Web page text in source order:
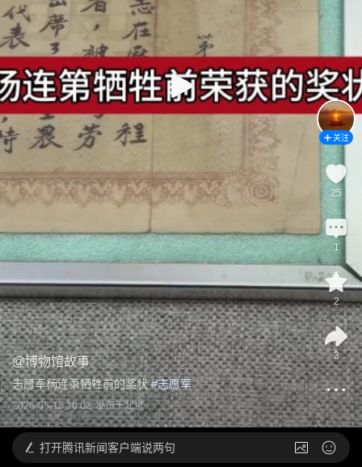
@博物馆故事
志愿军杨连第牺牲前的奖状 #志愿军
2026-05-15 10:02 发布于北京
关注
25
1
2
3
打开腾讯新闻客户端说两句